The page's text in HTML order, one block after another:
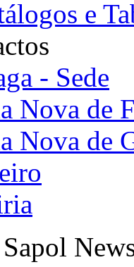
e
- Sede
Nova de
Nova de
Sapol